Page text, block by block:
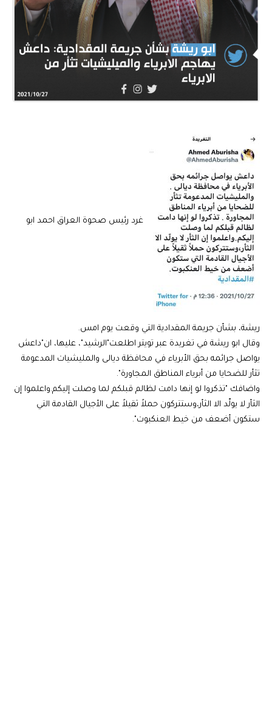
غرد رئيس صحوة العراق احمد ابو
ريشة، بشأن جريمة المقدادية التي وقعت يوم امس.
وقال ابو ريشة في تغريدة عبر تويتر اطلعت"الرشيد"، عليها، ان"داعش
يواصل جرائمه بحق الأبرياء في محافظة ديالى والمليشيات المدعومة
تثأر للضحايا من أبرياء المناطق المجاورة".
واضافك "تذكروا لو إنها دامت لظالم قبلكم لما وصلت إليكم.واعلموا إن
الثأر لا يولّد الا الثأر،وستتركون حملاً ثقيلاً على الأجيال القادمة التي
ستكون أضعف من خيط العنكبوت".